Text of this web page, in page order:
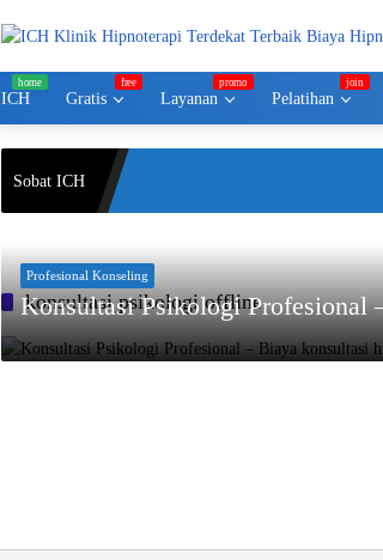
ICH Gratis Layanan Pelatihan
Sobat ICH
konsultasi psikologi offline
Profesional Konseling
Konsultasi Psikologi Profesional